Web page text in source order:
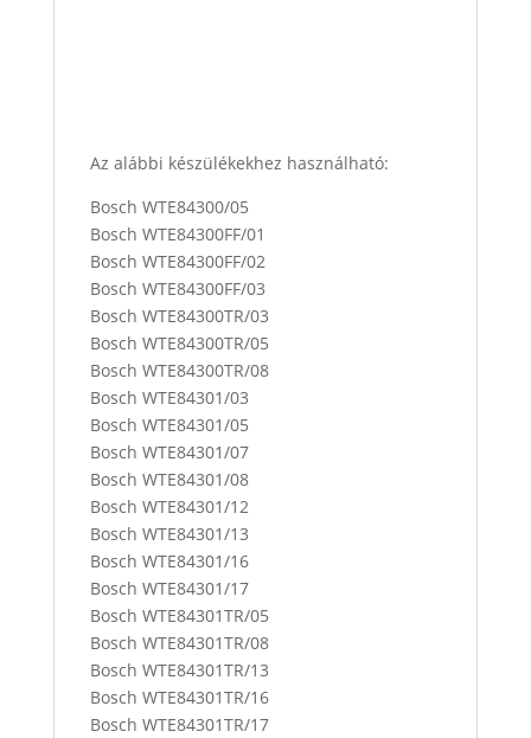
Az alábbi készülékekhez használható:
Bosch WTE84300/05
Bosch WTE84300FF/01
Bosch WTE84300FF/02
Bosch WTE84300FF/03
Bosch WTE84300TR/03
Bosch WTE84300TR/05
Bosch WTE84300TR/08
Bosch WTE84301/03
Bosch WTE84301/05
Bosch WTE84301/07
Bosch WTE84301/08
Bosch WTE84301/12
Bosch WTE84301/13
Bosch WTE84301/16
Bosch WTE84301/17
Bosch WTE84301TR/05
Bosch WTE84301TR/08
Bosch WTE84301TR/13
Bosch WTE84301TR/16
Bosch WTE84301TR/17